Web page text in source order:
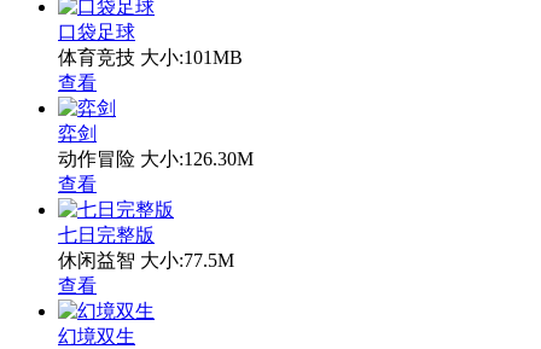
口袋足球
体育竞技 大小:101MB
查看
弈剑
动作冒险 大小:126.30M
查看
七日完整版
休闲益智 大小:77.5M
查看
幻境双生